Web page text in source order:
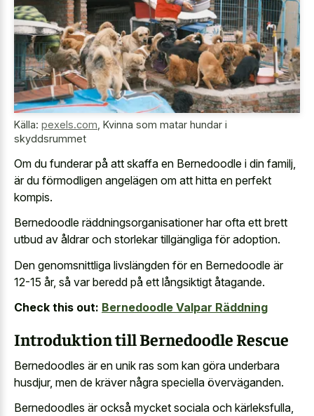
Källa: pexels.com Kvinna som matar hundar i
skyddsrummet
Om du funderar på att skaffa en Bernedoodle i din familj,
är du förmodligen angelägen om att hitta en perfekt
kompis.
Bernedoodle räddningsorganisationer har ofta ett brett
utbud av åldrar och storlekar tillgängliga för adoption.
Den genomsnittliga livslängden för en Bernedoodle är
12-15 år, så var beredd på ett långsiktigt åtagande.
Check this out: Bernedoodle Valpar Räddning
Introduktion till Bernedoodle Rescue
Bernedoodles är en unik ras som kan göra underbara
husdjur, men de kräver några speciella överväganden.
Bernedoodles är också mycket sociala och kärleksfulla,